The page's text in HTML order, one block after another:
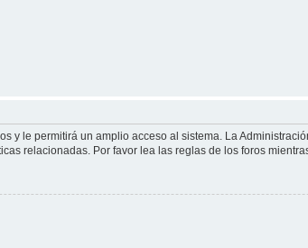
y le permitirá un amplio acceso al sistema. La
relacionadas. Por favor lea las reglas de los foros